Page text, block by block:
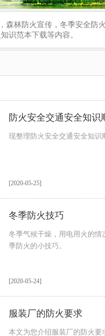
森林防火宣传，冬季安全
识范本下载等内容。
防火安全交通安全知识
现整理防火安全交通安全知识
[2020-05-25]
冬季防火技巧
冬季气候干燥，用电用火的
季防火的小技巧。
[2020-05-24]
服装厂的防火要求
本文为您介绍服装厂的防火